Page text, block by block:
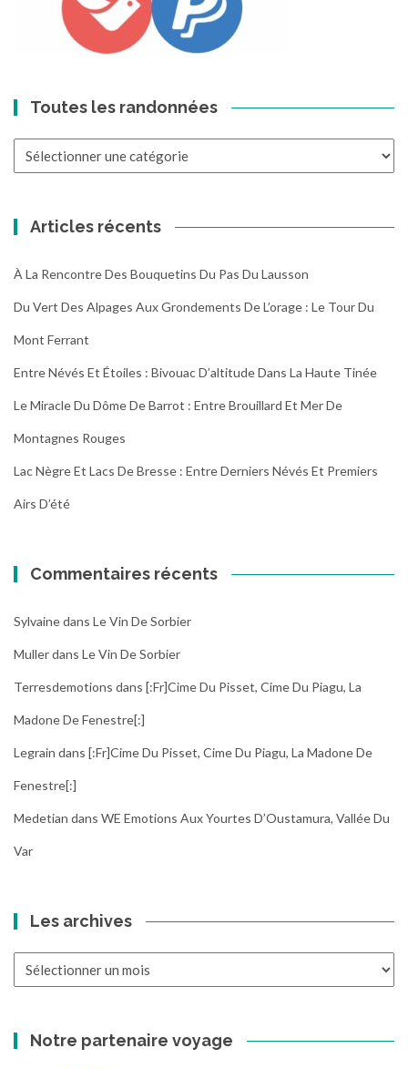
Toutes les randonnées
Articles récents
À La Rencontre Des Bouquetins Du Pas Du Lausson
Du Vert Des Alpages Aux Grondements De L’orage : Le Tour Du
Mont Ferrant
Entre Névés Et Étoiles : Bivouac D’altitude Dans La Haute Tinée
Le Miracle Du Dôme De Barrot : Entre Brouillard Et Mer De
Montagnes Rouges
Lac Nègre Et Lacs De Bresse : Entre Derniers Névés Et Premiers
Airs D’été
Commentaires récents
Sylvainedans Le Vin De Sorbier
Mullerdans Le Vin De Sorbier
Terresdemotions dans [:fr]Cime Du Pisset, Cime Du Piagu, La
Madone De Fenestre[:]
Legrain dans [:fr]Cime Du Pisset, Cime Du Piagu, La Madone De
Fenestre[:]
Medetian dans WE Emotions Aux Yourtes D’Oustamura, Vallée Du
Var
Les archives
Notre partenaire voyage